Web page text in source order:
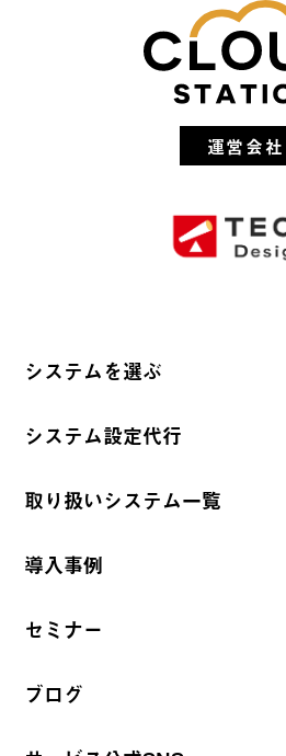
運営会社
システムを選ぶ
システム設定代行
取り扱いシステム一覧
導入事例
セミナー
ブログ